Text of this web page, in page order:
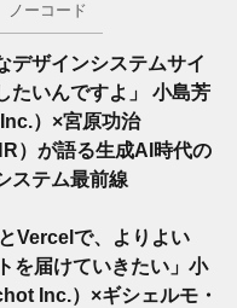
ノーコード
デザインシステムサイ
たいんですよ」 小島芳
）×宮原功治
）が語る生成AI時代の
ステム最前線
Vercelで、よりよい
を届けていきたい」小
Inc.）×ギシェルモ・